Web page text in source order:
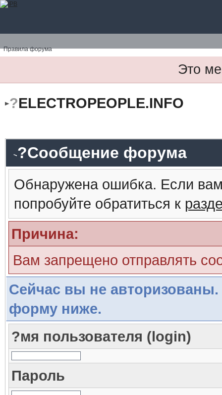
Правила форума
Это
?ELECTROPEOPLE.INFO
?Сообщение форума
Обнаружена ошибка. Если
попробуйте обратиться к
Причина:
Вам запрещено отправлять
Сейчас вы не авторизованы.
форму ниже.
?мя пользователя (login)
Пароль